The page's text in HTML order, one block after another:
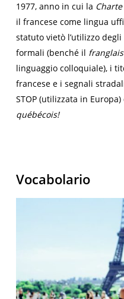
1977, anno in cui la
il francese come lingua
statuto vietò l’utilizzo
formali (benché il franglais
linguaggio colloquiale), i
francese e i segnali
STOP (utilizzata in
québécois!
Vocabolario